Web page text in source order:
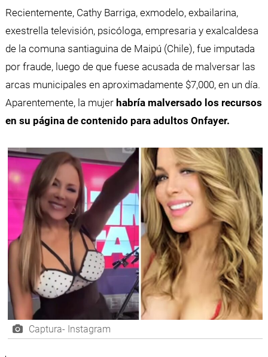
Recientemente, Cathy Barriga, exmodelo, exbailarina,
exestrella televisión, psicóloga, empresaria y exalcaldesa
de la comuna santiaguina de Maipú (Chile), fue imputada
por fraude, luego de que fuese acusada de malversar las
arcas municipales en aproximadamente $7,000, en un día.
Aparentemente, la mujer habría malversado los recursos
en su página de contenido para adultos Onfayer.
Captura- Instagram